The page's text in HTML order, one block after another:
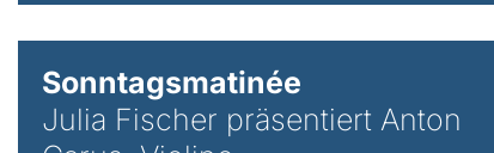
Sonntagsmatinée
Julia Fischer präsentiert Anton